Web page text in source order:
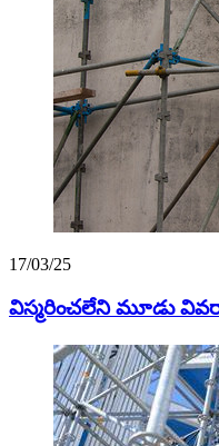
17/03/25
విస్మరించలేని మూడు